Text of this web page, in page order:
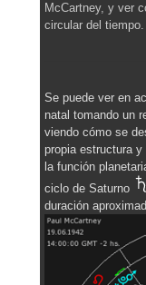
McCartney, y ver
circular del tiempo.
Se puede ver en
natal tomando un
viendo cómo se
propia estructura
la función
ciclo de Saturno
duración